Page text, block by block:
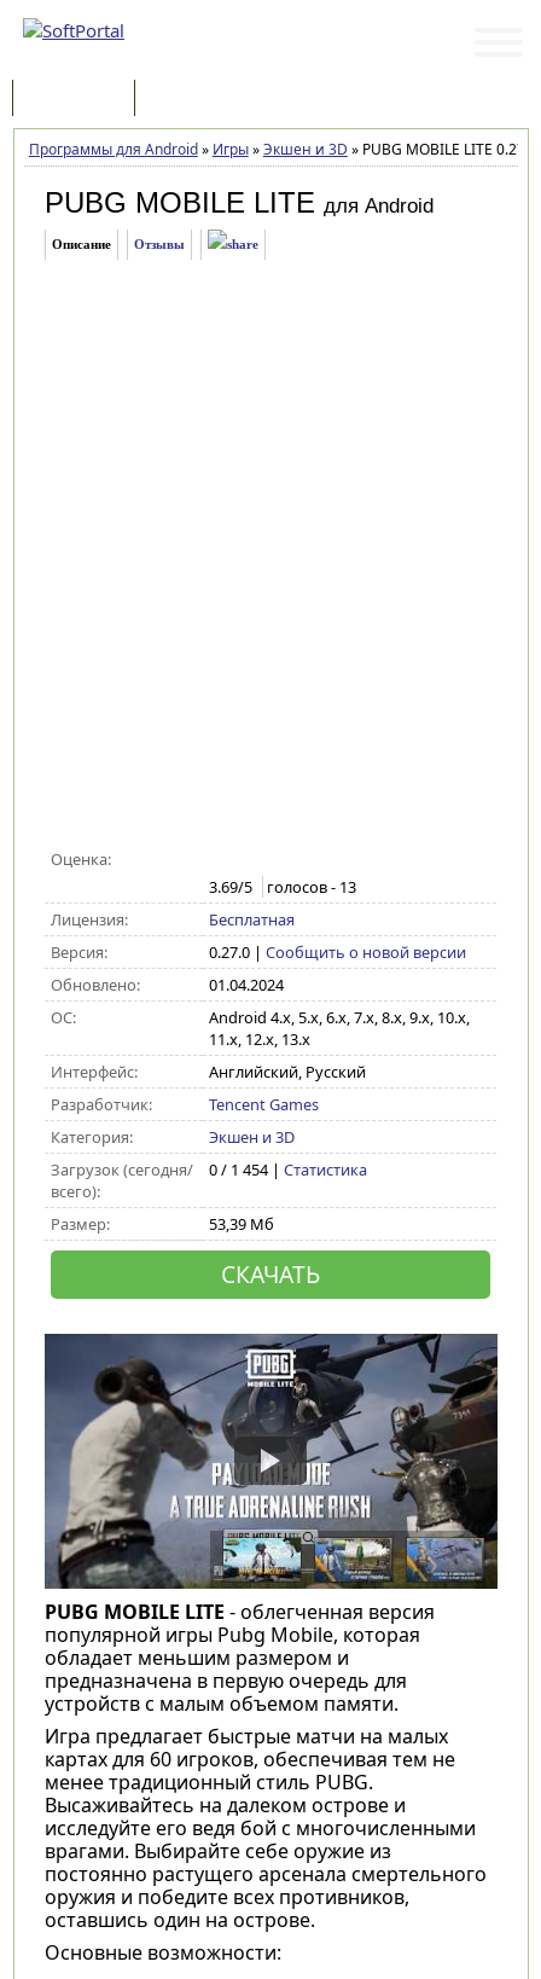
Программы для Android» Игры»Экшен и 3D »PUBG MOBILE LITE 0.27.0
PUBG MOBILE LITE для Android
Описание Отзывы
Оценка:
3.69/5 голосов - 13
Лицензия:
Бесплатная
Версия:
0.27.0| Сообщить о новой версии
Обновлено:
01.04.2024
ОС:
Android 4.x, 5.x, 6.x, 7.x, 8.x, 9.x, 10.x,
11.x, 12.x, 13.x
Интерфейс:
Английский, Русский
Разработчик:
Tencent Games
Категория:
Экшен и 3D
Загрузок (сегодня/
всего):
0 / 1 454 | Статистика
Размер: 53,39 Мб
СКАЧАТЬ
PUBG MOBILE LITE - облегченная версия
популярной игры Pubg Mobile, которая
обладает меньшим размером и
предназначена в первую очередь для
устройств с малым объемом памяти.
Игра предлагает быстрые матчи на малых
картах для 60 игроков, обеспечивая тем не
менее традиционный стиль PUBG.
Высаживайтесь на далеком острове и
исследуйте его ведя бой с многочисленными
врагами. Выбирайте себе оружие из
постоянно растущего арсенала смертельного
оружия и победите всех противников,
оставшись один на острове.
Основные возможности: